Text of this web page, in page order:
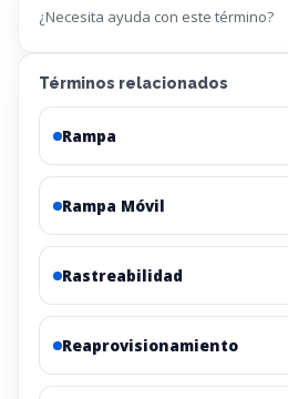
¿Necesita ayuda con este término?
Términos relacionados
Rampa
Rampa Móvil
Rastreabilidad
Reaprovisionamiento